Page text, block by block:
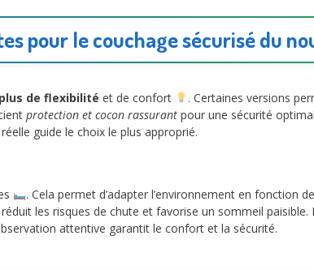
pour le couchage sécurisé du
plus de flexibilité et de confort
. Certaines versions
protection et cocon rassurant pour une sécurité
guide le choix le plus approprié.
. Cela permet d’adapter l’environnement en fonction
réduit les risques de chute et favorise un sommeil
attentive garantit le confort et la sécurité.